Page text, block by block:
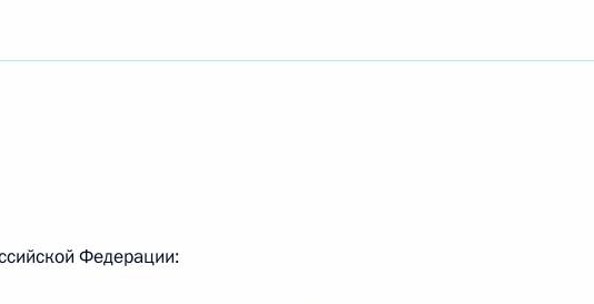
3 поручения
Правительства Дмитрию Медведеву
Федерации: